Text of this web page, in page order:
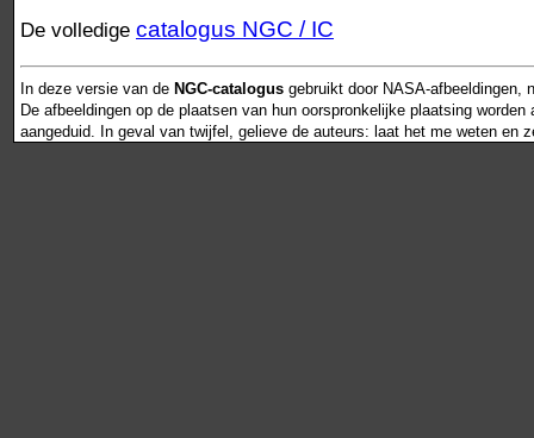
De volledige catalogus NGC / IC
In deze versie van de NGC-catalogus gebruikt door NASA-afbeeldingen,
De afbeeldingen op de plaatsen van hun oorspronkelijke plaatsing
aangeduid. In geval van twijfel, gelieve de auteurs: laat het me weten en